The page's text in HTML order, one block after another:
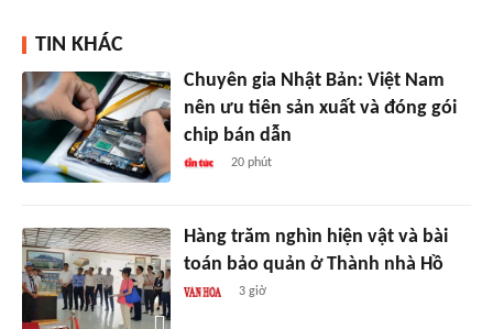
TIN KHÁC
Chuyên gia Nhật Bản: Việt Nam
nên ưu tiên sản xuất và đóng gói
chip bán dẫn
20 phút
Hàng trăm nghìn hiện vật và bài
toán bảo quản ở Thành nhà Hồ
3 giờ